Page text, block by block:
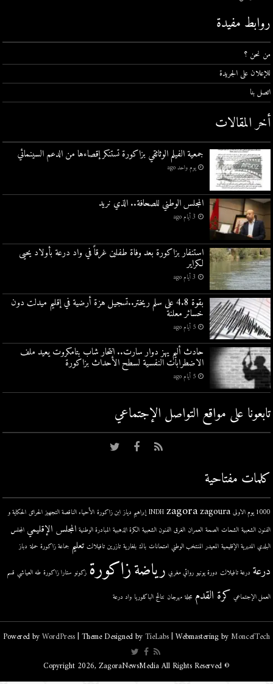
روابط مفيدة
من نحن ؟
للإعلان على الجريدة
اتصل بنا
أخر المقالات
جمعية الفيلم الوثائقي بزاكورة تستنكر إقصاءها من الدعم السينمائي
يوم واحد ago
المجلس الوطني للصحافة.. الذي نريد
3 أيام ago
استنفار بزاكورة بعد وفاة طفلين غرقاً في واد درعة بأولاد يحيى
لكراير
3 أيام ago
بقوة 4.8 على سلم ريختر..تسجيل هزة أرضية في إقليم ميدلت دون
خسائر معلنة
5 أيام ago
حادث أليم يهز دوار سارت.. انتحار شاب بتامكروت يعيد ملف
الاضطرابات النفسية لسطح الأحداث بزاكورة
5 أيام ago
تابعونا على مواقع التواصل اﻹجتماعي
كلمات مفتاحية
1000 يوم الاولى INDH zagora zagoura إبراهيم دياز ابن زاكورة الأحياء الناقصة التجهيز الحرائق الحكاية و
الفنون الشعبية الشحات الصحة العمران الغرق الفنون الشعبية الكرة الذهبية المبادرة الوطنية المجلس الإقليمي المجلس
البلدي المديرية الإقليمية المعيدر المنتخب الوطني امتحانات باك بلغارية تازرين تافيلالت تعليم جماعة زاكورة حملة دباز
درعة درعة تافيلالت دورة يونيو روائي مغربي رياضةزاكورة زكونو ستارا زاكورة طه العياشي قسم
العمل الإجتماعي كرة القدم مجلة مهرجان نتائج الباكلوريا واد درعة
Powered byWordPress| Theme Designed byTieLabs| Webmastering byMoncefTech
© Copyright 2026, ZagoraNewsMedia All Rights Reserved